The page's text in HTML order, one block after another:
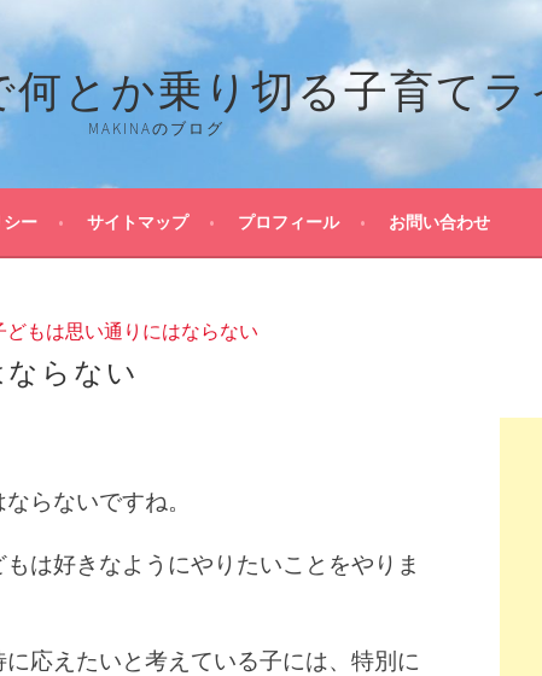
とか乗り切る子育てラ
MAKINAのブログ
ー サイトマップ プロフィール お問い合わせ
どもは思い通りにはならない
らない
らないですね。
は好きなようにやりたいことをやりま
応えたいと考えている子には、特別に